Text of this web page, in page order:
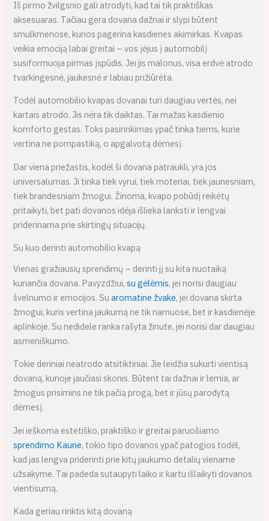
Iš pirmo žvilgsnio gali atrodyti, kad tai tik praktiškas
aksesuaras. Tačiau gera dovana dažnai ir slypi būtent
smulkmenose, kurios pagerina kasdienes akimirkas. Kvapas
veikia emociją labai greitai – vos įėjus į automobilį
susiformuoja pirmas įspūdis. Jei jis malonus, visa erdvė atrodo
tvarkingesnė, jaukesnė ir labiau prižiūrėta.
Todėl automobilio kvapas dovanai turi daugiau vertės, nei
kartais atrodo. Jis nėra tik daiktas. Tai mažas kasdienio
komforto gestas. Toks pasirinkimas ypač tinka tiems, kurie
vertina ne pompastiką, o apgalvotą dėmesį.
Dar viena priežastis, kodėl ši dovana patraukli, yra jos
universalumas. Ji tinka tiek vyrui, tiek moteriai, tiek jaunesniam,
tiek brandesniam žmogui. Žinoma, kvapo pobūdį reikėtų
pritaikyti, bet pati dovanos idėja išlieka lanksti ir lengvai
priderinama prie skirtingų situacijų.
Su kuo derinti automobilio kvapą
Vienas gražiausių sprendimų – derinti jį su kita nuotaiką
kuriančia dovana. Pavyzdžiui,su gėlėmis, jei norisi daugiau
švelnumo ir emocijos. Suaromatine žvake, jei dovana skirta
žmogui, kuris vertina jaukumą ne tik namuose, bet ir kasdienėje
aplinkoje. Su nedidele ranka rašyta žinute, jei norisi dar daugiau
asmeniškumo.
Tokie deriniai neatrodo atsitiktiniai. Jie leidžia sukurti vientisą
dovaną, kurioje jaučiasi skonis. Būtent tai dažnai ir lemia, ar
žmogus prisimins ne tik pačią progą, bet ir jūsų parodytą
dėmesį.
Jei ieškoma estetiško, praktiško ir greitai paruošiamo
sprendimo Kaune, tokio tipo dovanos ypač patogios todėl,
kad jas lengva priderinti prie kitų jaukumo detalių viename
užsakyme. Tai padeda sutaupyti laiko ir kartu išlaikyti dovanos
vientisumą.
Kada geriau rinktis kitą dovaną